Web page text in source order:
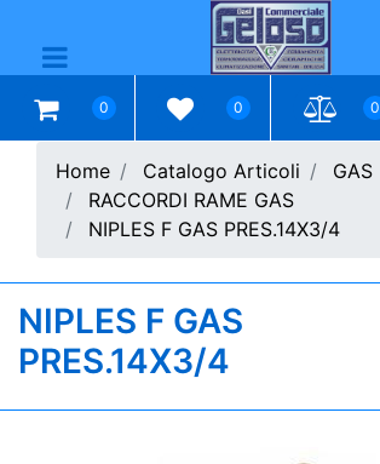
Open menu
0 0 0
Home Catalogo Articoli
GAS
RACCORDI RAME GAS
NIPLES F GAS PRES.14X3/4
NIPLES F GAS
PRES.14X3/4